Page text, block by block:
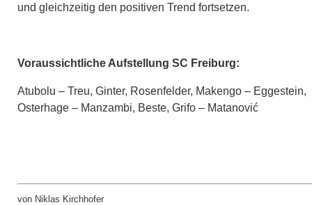
und gleichzeitig den positiven Trend fortsetzen.
Voraussichtliche Aufstellung SC Freiburg:
Atubolu – Treu, Ginter, Rosenfelder, Makengo – Eggestein,
Osterhage – Manzambi, Beste, Grifo – Matanović
von Niklas Kirchhofer